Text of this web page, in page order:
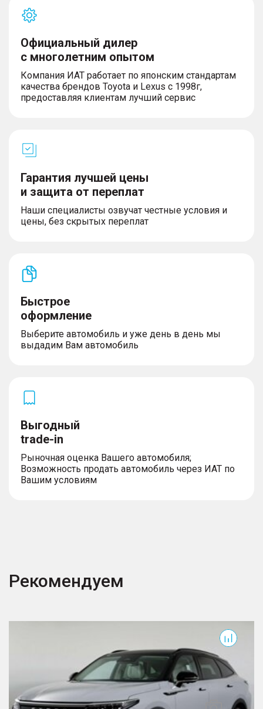
Официальный дилер
с многолетним опытом
Компания ИАТ работает по японским стандартам
качества брендов Toyota и Lexus с 1998г,
предоставляя клиентам лучший сервис
Гарантия лучшей цены
и защита от переплат
Наши специалисты озвучат честные условия и
цены, без скрытых переплат
Быстрое
оформление
Выберите автомобиль и уже день в день мы
выдадим Вам автомобиль
Выгодный
trade-in
Рыночная оценка Вашего автомобиля;
Возможность продать автомобиль через ИАТ по
Вашим условиям
Рекомендуем